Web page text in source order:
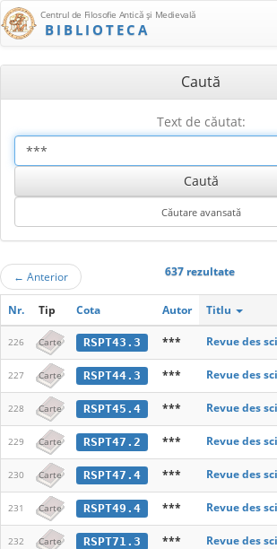
Centrul de Filosofie Antică şi Medievală
BIBLIOTECA
Caută
Text de căutat:
← Anterior 637 rezultate
Nr. Tip Cota Autor Titlu
226 Carte RSPT43.3 *** Revue des
227 Carte RSPT44.3 *** Revue des
228 Carte RSPT45.4 *** Revue des
229 Carte RSPT47.2 *** Revue des
230 Carte RSPT47.4 *** Revue des
231 Carte RSPT49.4 *** Revue des
232 Carte RSPT71.3 *** Revue des